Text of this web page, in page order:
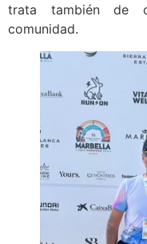
trata también de
comunidad.